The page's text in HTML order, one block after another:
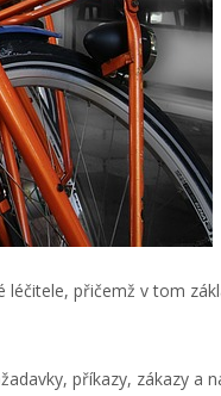
přičemž v tom
příkazy, zákazy